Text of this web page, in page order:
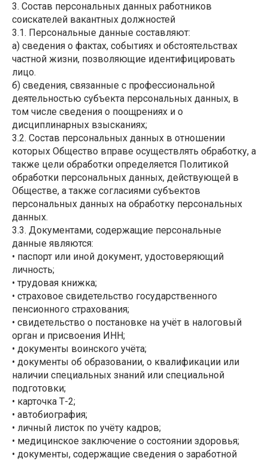
3. Состав персональных данных работников
соискателей вакантных должностей
3.1. Персональные данные составляют:
а) сведения о фактах, событиях и обстоятельствах
частной жизни, позволяющие идентифицировать
лицо.
б) сведения, связанные с профессиональной
деятельностью субъекта персональных данных, в
том числе сведения о поощрениях и о
дисциплинарных взысканиях;
3.2. Состав персональных данных в отношении
которых Общество вправе осуществлять обработку, а
также цели обработки определяется Политикой
обработки персональных данных, действующей в
Обществе, а также согласиями субъектов
персональных данных на обработку персональных
данных.
3.3. Документами, содержащие персональные
данные являются:
• паспорт или иной документ, удостоверяющий
личность;
• трудовая книжка;
• страховое свидетельство государственного
пенсионного страхования;
• свидетельство о постановке на учёт в налоговый
орган и присвоения ИНН;
• документы воинского учёта;
• документы об образовании, о квалификации или
наличии специальных знаний или специальной
подготовки;
• карточка Т-2;
• автобиография;
• личный листок по учёту кадров;
• медицинское заключение о состоянии здоровья;
• документы, содержащие сведения о заработной